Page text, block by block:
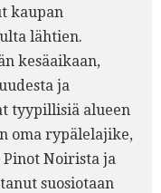
kaupan
lähtien.
kesäaikaan,
ja
tyypillisiä alueen
oma rypälelajike,
Noirista ja
suosiotaan